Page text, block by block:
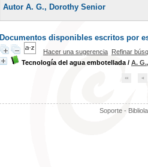
Autor A. G., Dorothy Senior
Documentos disponibles escritos por
Hacer una sugerencia Refinar
Tecnología del agua embotellada / A.
Soporte -